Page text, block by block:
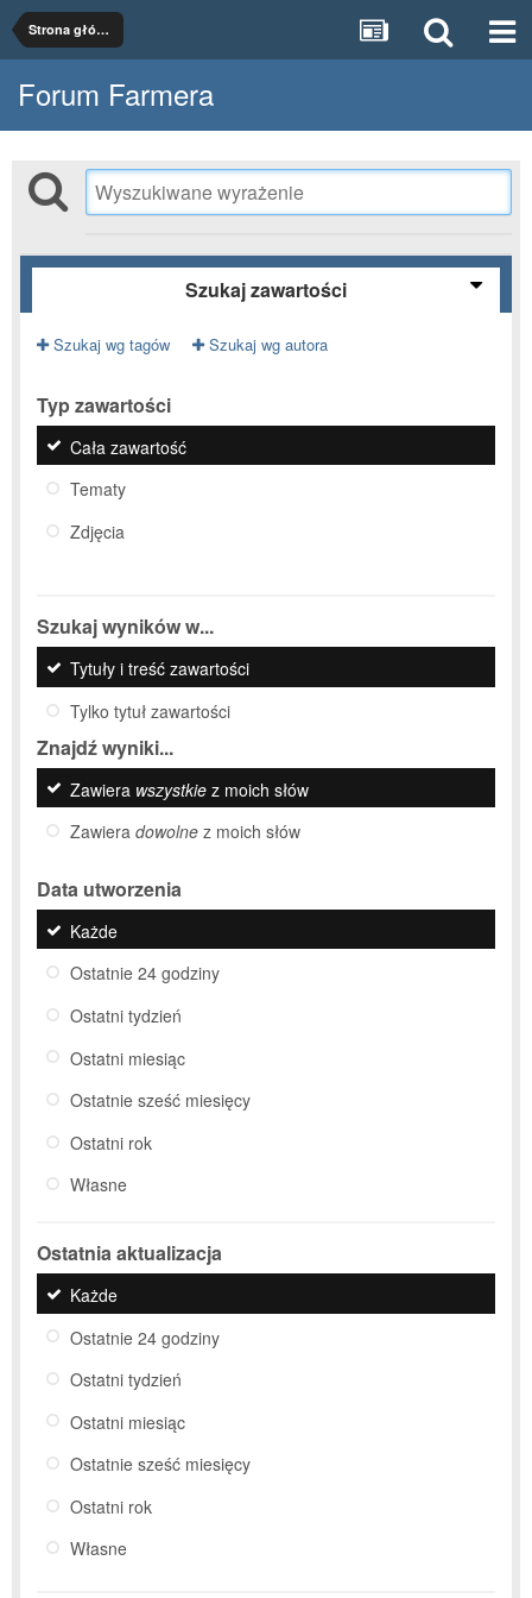
Strona główna
Forum Farmera
Szukaj zawartości
Szukaj wg tagów Szukaj wg autora
Typ zawartości
Cała zawartość
Tematy
Zdjęcia
Szukaj wyników w...
Tytuły i treść zawartości
Tylko tytuł zawartości
Znajdź wyniki...
Zawiera wszystkie z moich słów
Zawiera dowolne z moich słów
Data utworzenia
Każde
Ostatnie 24 godziny
Ostatni tydzień
Ostatni miesiąc
Ostatnie sześć miesięcy
Ostatni rok
Własne
Ostatnia aktualizacja
Każde
Ostatnie 24 godziny
Ostatni tydzień
Ostatni miesiąc
Ostatnie sześć miesięcy
Ostatni rok
Własne